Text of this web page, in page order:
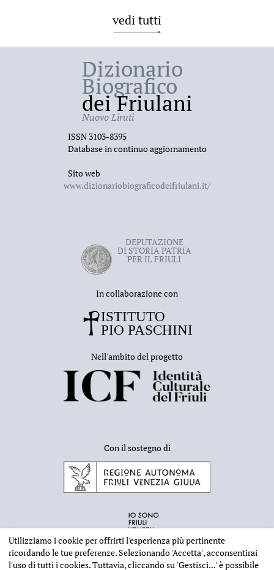
vedi tutti
Dizionario
Biografico
dei Friulani
Nuovo Liruti
ISSN 3103-8395
Database in continuo aggiornamento
Sito web
www.dizionariobiograficodeifriulani.it/
DEPUTAZIONE
DI STORIA PATRIA
PER IL FRIULI
In collaborazione con
Nell'ambito del progetto
Con il sostegno di
Utilizziamo i cookie per offrirti l'esperienza più pertinente
ricordando le tue preferenze. Selezionando 'Accetta', acconsentirai
l'uso di tutti i cookies. Tuttavia, cliccando su 'Gestisci...'è possibile